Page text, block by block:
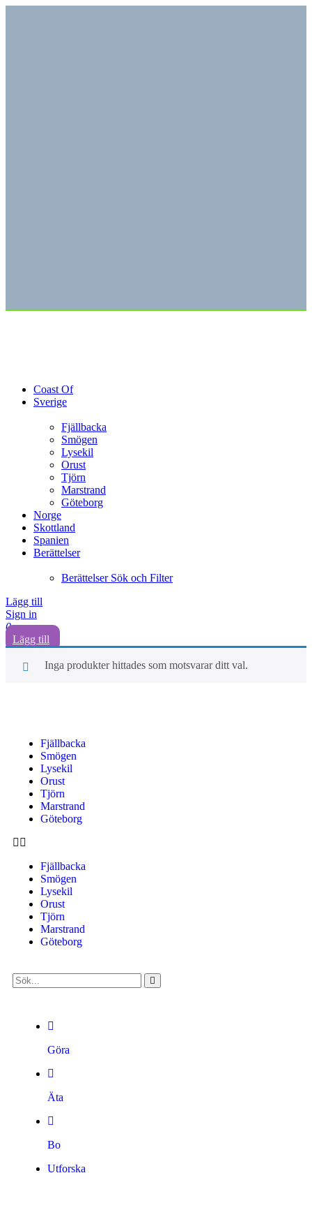
Coast Of
Sverige
Fjällbacka
Smögen
Lysekil
Orust
Tjörn
Marstrand
Göteborg
Norge
Skottland
Spanien
Berättelser
Berättelser Sök och Filter
Lägg till
Sign in
0
Lägg till
Inga produkter hittades som motsvarar ditt val.
Fjällbacka
Smögen
Lysekil
Orust
Tjörn
Marstrand
Göteborg
Fjällbacka
Smögen
Lysekil
Orust
Tjörn
Marstrand
Göteborg
Göra
Äta
Bo
Utforska